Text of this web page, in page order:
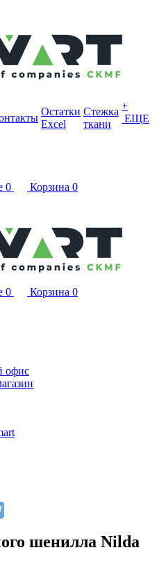
Остатки
Excel
Стежка
ткани
+
ЕЩЕ
0 Корзина 0
0 Корзина 0
офис
шенилла Nilda